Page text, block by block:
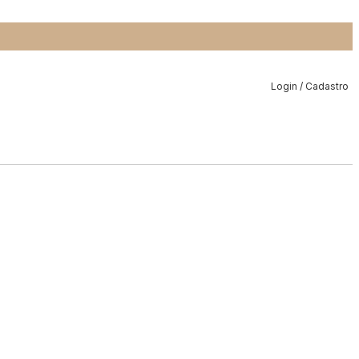
Login / Cadastro